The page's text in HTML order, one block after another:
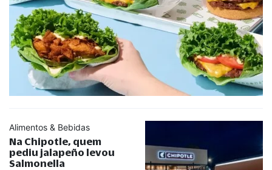
Alimentos & Bebidas
Na Chipotle, quem
pediu jalapeño levou
Salmonella